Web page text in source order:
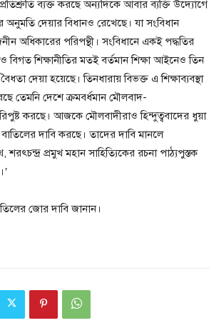
ব্যক্ত করছে অন্যদিকে আবার ব্যক্তি উদ্যোগে
অনুমতি দেয়ার বিধানও রেখেছে। যা সংবিধান
অধিকারের পরিপন্থী। সংবিধানে একই পদ্ধতির
বিগত শিক্ষানীতির মতই বর্তমান শিক্ষা আইনেও তিন
বৈধতা দেয়া হয়েছে। তিনধারায় বিভক্ত এ শিক্ষাব্যবস্থা
তেমনি দেশে ক্রমবর্ধমান মৌলবাদ-
করছে। আজকে মৌলবাদীরাও হিন্দুত্ববাদের ধুয়া
দাবি করছে। তাদের দাবি মানলে
শরৎচন্দ্র প্রমুখ মহান সাহিত্যিকের রচনা পাঠ্যপুস্তক
জোর দাবি জানান।